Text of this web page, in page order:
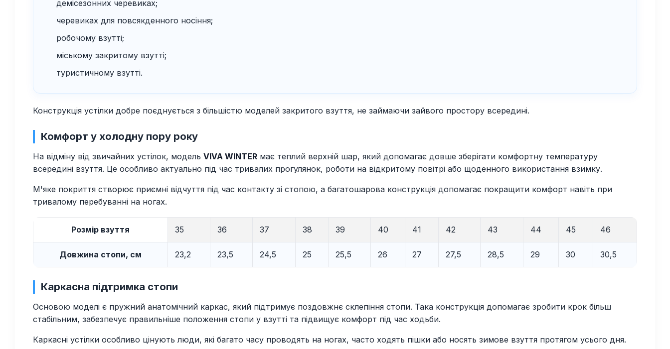
демісезонних черевиках;
черевиках для повсякденного носіння;
робочому взутті;
міському закритому взутті;
туристичному взутті.
Конструкція устілки добре поєднується з більшістю моделей закритого взуття, не займаючи зайвого простору всередині.
Комфорт у холодну пору року
На відміну від звичайних устілок, модель VIVA WINTER має теплий верхній шар, який допомагає довше зберігати комфортну температуру
всередині взуття. Це особливо актуально під час тривалих прогулянок, роботи на відкритому повітрі або щоденного використання взимку.
М'яке покриття створює приємні відчуття під час контакту зі стопою, а багатошарова конструкція допомагає покращити комфорт навіть при
тривалому перебуванні на ногах.
Розмір взуття 35 36 37 38 39 40 41 42 43 44 45 46
Довжина стопи, см 23,2 23,5 24,5 25 25,5 26 27 27,5 28,5 29 30 30,5
Каркасна підтримка стопи
Основою моделі є пружний анатомічний каркас, який підтримує поздовжнє склепіння стопи. Така конструкція допомагає зробити крок більш
стабільним, забезпечує правильніше положення стопи у взутті та підвищує комфорт під час ходьби.
Каркасні устілки особливо цінують люди, які багато часу проводять на ногах, часто ходять пішки або носять зимове взуття протягом усього дня.